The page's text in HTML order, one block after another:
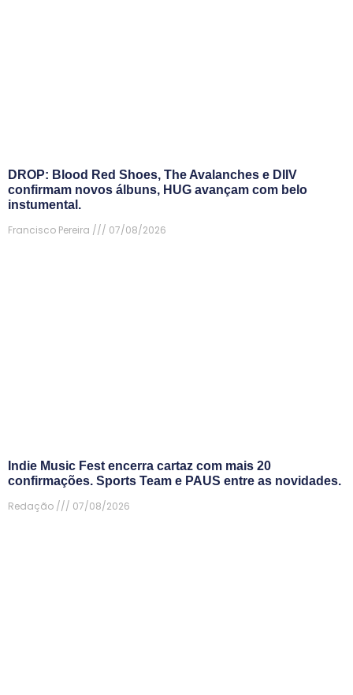
DROP: Blood Red Shoes, The Avalanches e DIIV
confirmam novos álbuns, HUG avançam com belo
instumental.
Francisco Pereira
07/08/2026
Indie Music Fest encerra cartaz com mais 20
confirmações. Sports Team e PAUS entre as novidades.
Redação
07/08/2026